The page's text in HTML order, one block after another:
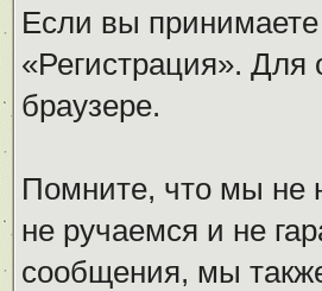
Если вы
«Регистрация».
браузере.
Помните, что мы не
не ручаемся и не
сообщения, мы